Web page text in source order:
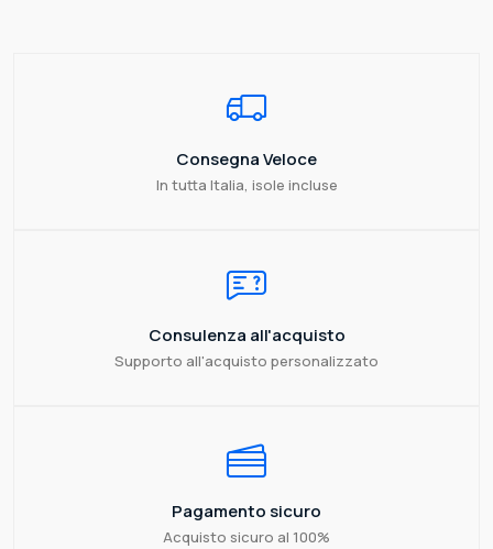
Consegna Veloce
In tutta Italia, isole incluse
Consulenza all'acquisto
Supporto all'acquisto personalizzato
Pagamento sicuro
Acquisto sicuro al 100%